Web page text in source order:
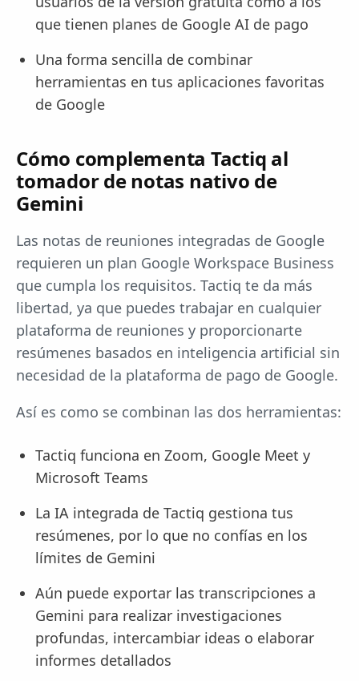
que tienen planes de Google AI de pago
Una forma sencilla de combinar
herramientas en tus aplicaciones favoritas
de Google
Cómo complementa Tactiq al
tomador de notas nativo de
Gemini
Las notas de reuniones integradas de Google
requieren un plan Google Workspace Business
que cumpla los requisitos. Tactiq te da más
libertad, ya que puedes trabajar en cualquier
plataforma de reuniones y proporcionarte
resúmenes basados en inteligencia artificial sin
necesidad de la plataforma de pago de Google.
Así es como se combinan las dos herramientas:
Tactiq funciona en Zoom, Google Meet y
Microsoft Teams
La IA integrada de Tactiq gestiona tus
resúmenes, por lo que no confías en los
límites de Gemini
Aún puede exportar las transcripciones a
Gemini para realizar investigaciones
profundas, intercambiar ideas o elaborar
informes detallados